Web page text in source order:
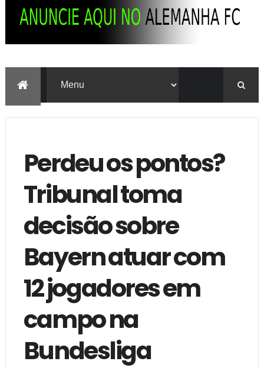
Perdeu os pontos?
Tribunal toma
decisão sobre
Bayern atuar com
12 jogadores em
campo na
Bundesliga